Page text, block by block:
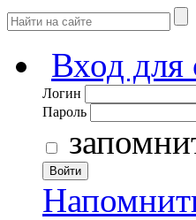
Вход для
Логин
Пароль
Войти